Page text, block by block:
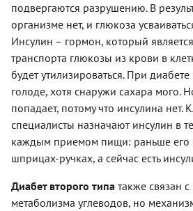
подвергаются разрушению. В
организме нет, и глюкоза
Инсулин – гормон, который
транспорта глюкозы из крови в
будет утилизироваться. При
голоде, хотя снаружи сахара мого.
попадает, потому что инсулина нет.
специалисты назначают инсулин в
каждым приемом пищи: раньше его
шприцах-ручках, а сейчас есть
Диабет второго типа также связан
метаболизма углеводов, но